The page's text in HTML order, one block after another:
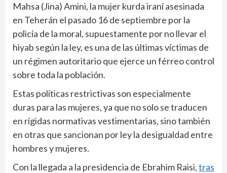
Mahsa (Jina) Amini, la mujer kurda iraní asesinada
en Teherán el pasado 16 de septiembre por la
policía de la moral, supuestamente por no llevar el
hiyab según la ley, es una de las últimas víctimas de
un régimen autoritario que ejerce un férreo control
sobre toda la población.
Estas políticas restrictivas son especialmente
duras para las mujeres, ya que no solo se traducen
en rígidas normativas vestimentarias, sino también
en otras que sancionan por ley la desigualdad entre
hombres y mujeres.
Con la llegada a la presidencia de Ebrahim Raisi,tras